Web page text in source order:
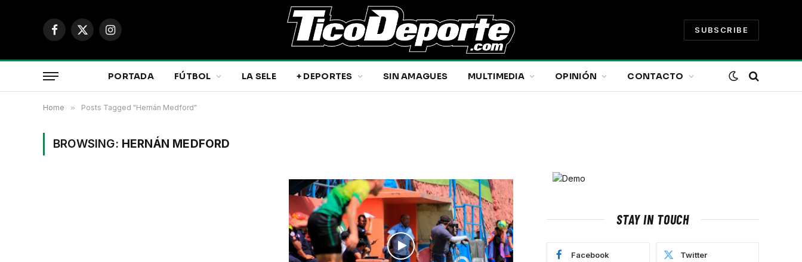
Facebook
X
Instagram
SUBSCRIBE
PORTADA FÚTBOL LA SELE + DEPORTES SIN AMAGUES MULTIMEDIA OPINIÓN CONTACTO
Home » Posts Tagged "Hernán Medford"
BROWSING: HERNÁN MEDFORD
STAY IN TOUCH
Facebook Twitter